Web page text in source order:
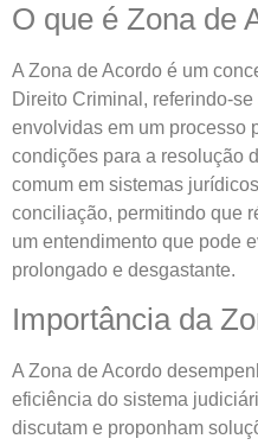
O que é Zona de
A Zona de Acordo é um
Direito Criminal, referindo-
envolvidas em um processo
condições para a resolução
comum em sistemas
conciliação, permitindo que
um entendimento que pode
prolongado e desgastante.
Importância da
A Zona de Acordo
eficiência do sistema
discutam e proponham